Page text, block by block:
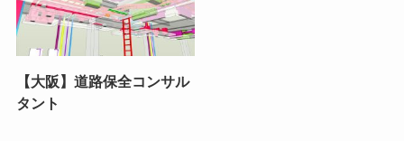
【大阪】道路保全コンサル
タント